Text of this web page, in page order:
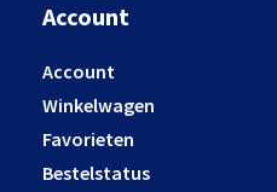
Account
Account
Winkelwagen
Favorieten
Bestelstatus